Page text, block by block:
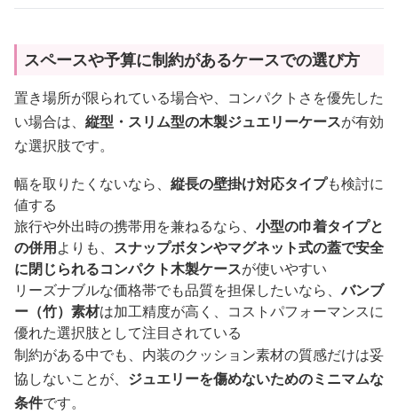
スペースや予算に制約があるケースでの選び方
置き場所が限られている場合や、コンパクトさを優先した
い場合は、 縦型・スリム型の木製ジュエリーケースが有効
な選択肢です。
幅を取りたくないなら、 縦長の壁掛け対応タイプも検討に
値する
旅行や外出時の携帯用を兼ねるなら、 小型の巾着タイプと
の併用よりも、 スナップボタンやマグネット式の蓋で安全
に閉じられるコンパクト木製ケースが使いやすい
リーズナブルな価格帯でも品質を担保したいなら、バンブ
ー（竹）素材は加工精度が高く、コストパフォーマンスに
優れた選択肢として注目されている
制約がある中でも、内装のクッション素材の質感だけは妥
協しないことが、 ジュエリーを傷めないためのミニマムな
条件です。